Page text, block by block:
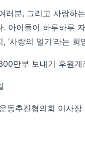
러분, 그리고 사랑하
. 아이들이 하루하루
‘사랑의 일기’라는
만부 보내기 후원
동추진협의회 이사장